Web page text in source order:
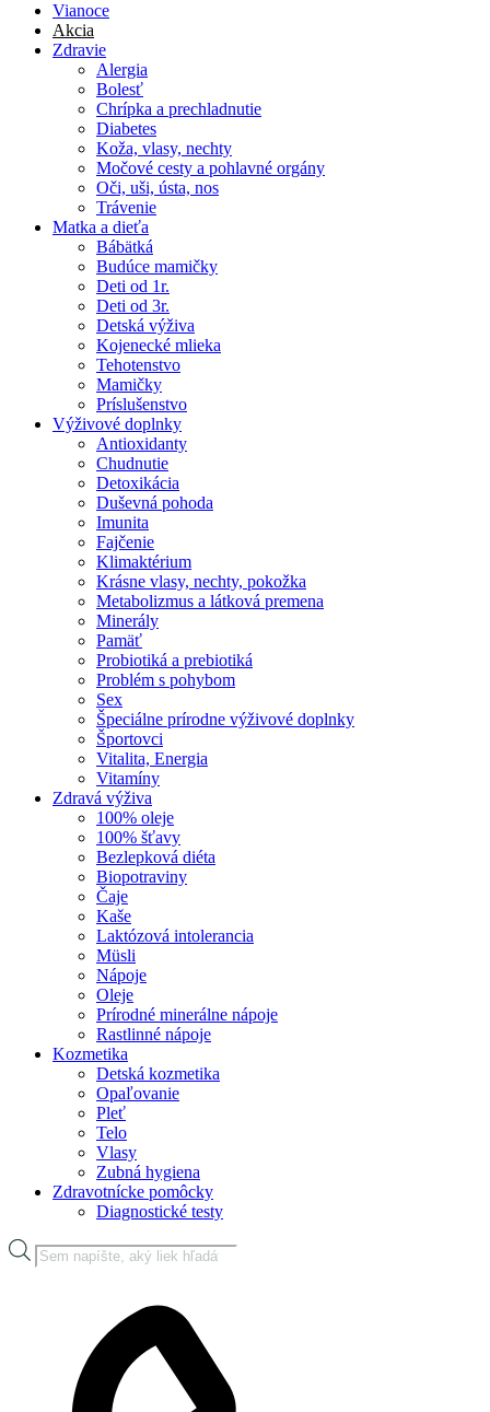
Vianoce
Akcia
Zdravie
Alergia
Bolesť
Chrípka a prechladnutie
Diabetes
Koža, vlasy, nechty
Močové cesty a pohlavné orgány
Oči, uši, ústa, nos
Trávenie
Matka a dieťa
Bábätká
Budúce mamičky
Deti od 1r.
Deti od 3r.
Detská výživa
Kojenecké mlieka
Tehotenstvo
Mamičky
Príslušenstvo
Výživové doplnky
Antioxidanty
Chudnutie
Detoxikácia
Duševná pohoda
Imunita
Fajčenie
Klimaktérium
Krásne vlasy, nechty, pokožka
Metabolizmus a látková premena
Minerály
Pamäť
Probiotiká a prebiotiká
Problém s pohybom
Sex
Špeciálne prírodne výživové doplnky
Športovci
Vitalita, Energia
Vitamíny
Zdravá výživa
100% oleje
100% šťavy
Bezlepková diéta
Biopotraviny
Čaje
Kaše
Laktózová intolerancia
Müsli
Nápoje
Oleje
Prírodné minerálne nápoje
Rastlinné nápoje
Kozmetika
Detská kozmetika
Opaľovanie
Pleť
Telo
Vlasy
Zubná hygiena
Zdravotnícke pomôcky
Diagnostické testy
Products
search